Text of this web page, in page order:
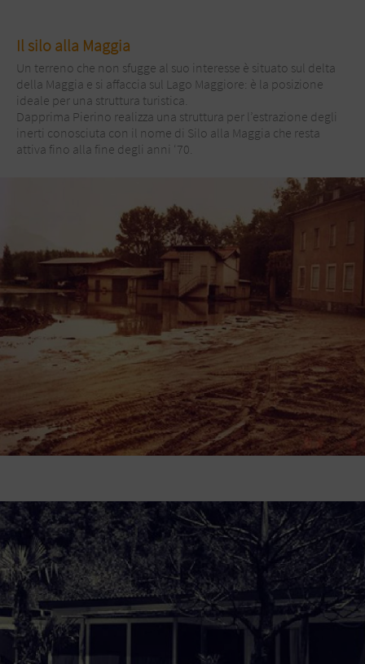
Il silo alla Maggia
Un terreno che non sfugge al suo interesse è situato sul delta
della Maggia e si affaccia sul Lago Maggiore: è la posizione
ideale per una struttura turistica.
Dapprima Pierino realizza una struttura per l’estrazione degli
inerti conosciuta con il nome di Silo alla Maggia che resta
attiva fino alla fine degli anni ‘70.